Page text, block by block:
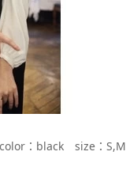
：black size：S,M